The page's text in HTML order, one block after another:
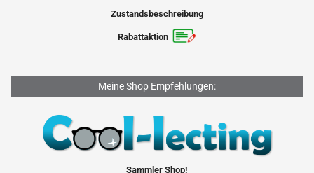
Zustandsbeschreibung
Rabattaktion
Meine Shop Empfehlungen:
Sammler Shop!